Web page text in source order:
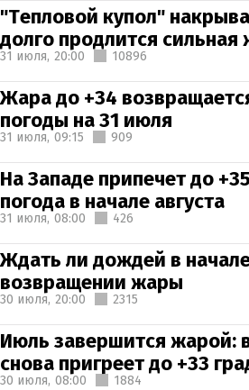
"Тепловой купол"
долго продлится
31 июля, 20:00 10896
Жара до +34
погоды на 31 июля
31 июля, 09:15 909
На Западе припечет до
погода в начале августа
31 июля, 08:00 426
Ждать ли дождей в
возвращении жары
30 июля, 20:00 2315
Июль завершится жарой:
снова пригреет до +33
30 июля, 08:00 1884